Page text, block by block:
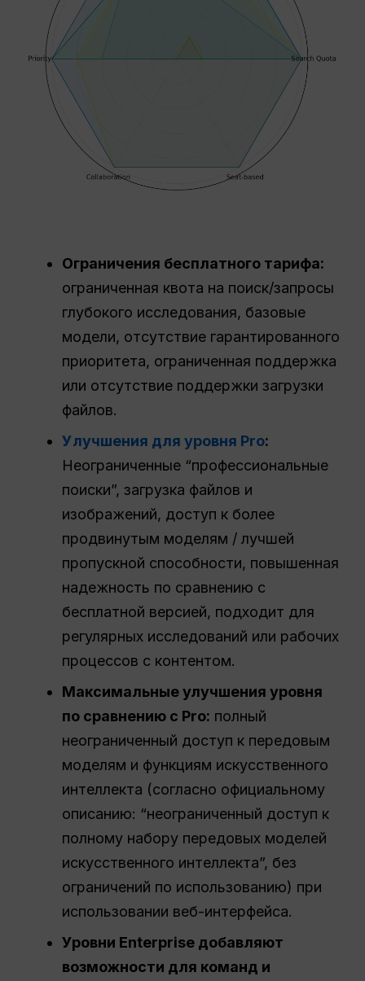
Ограничения бесплатного тарифа:
ограниченная квота на поиск/запросы
глубокого исследования, базовые
модели, отсутствие гарантированного
приоритета, ограниченная поддержка
или отсутствие поддержки загрузки
файлов.
Улучшения для уровня Pro:
Неограниченные “профессиональные
поиски”, загрузка файлов и
изображений, доступ к более
продвинутым моделям / лучшей
пропускной способности, повышенная
надежность по сравнению с
бесплатной версией, подходит для
регулярных исследований или рабочих
процессов с контентом.
Максимальные улучшения уровня
по сравнению с Pro: полный
неограниченный доступ к передовым
моделям и функциям искусственного
интеллекта (согласно официальному
описанию: “неограниченный доступ к
полному набору передовых моделей
искусственного интеллекта”, без
ограничений по использованию) при
использовании веб-интерфейса.
Уровни Enterprise добавляют
возможности для команд и